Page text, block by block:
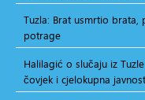
Tuzla: Brat usmrtio brata,
potrage
Halilagić o slučaju iz
čovjek i cjelokupna